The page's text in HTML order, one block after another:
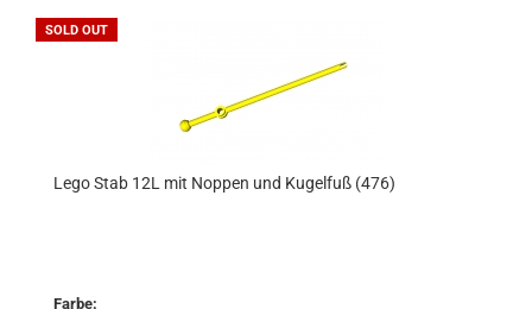
SOLD OUT
Lego Stab 12L mit Noppen und Kugelfuß (476)
Farbe: